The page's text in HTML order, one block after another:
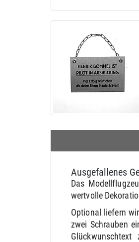
Ausgefallenes
Das
wertvolle
Optional liefern
zwei Schrauben